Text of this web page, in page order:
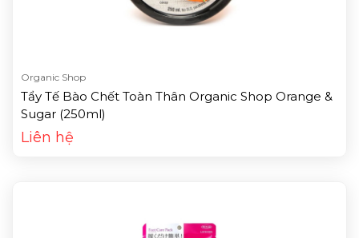
Organic Shop
Tẩy Tế Bào Chết Toàn Thân Organic Shop Orange &
Sugar (250ml)
Liên hệ